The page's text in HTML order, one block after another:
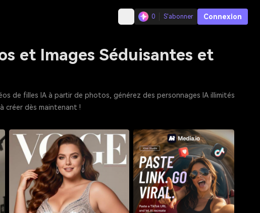
0 S'abonner Connexion
et Images Séduisantes et
de filles IA à partir de photos, générez des personnages IA illimités
créer dès maintenant !